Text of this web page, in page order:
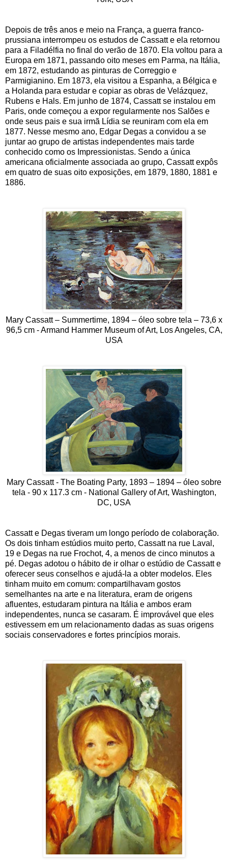
Depois de três anos e meio na França, a guerra franco-
prussiana interrompeu os estudos de Cassatt e ela retornou
para a Filadélfia no final do verão de 1870. Ela voltou para a
Europa em 1871, passando oito meses em Parma, na Itália,
em 1872, estudando as pinturas de Correggio e
Parmigianino. Em 1873, ela visitou a Espanha, a Bélgica e
a Holanda para estudar e copiar as obras de Velázquez,
Rubens e Hals. Em junho de 1874, Cassatt se instalou em
Paris, onde começou a expor regularmente nos Salões e
onde seus pais e sua irmã Lídia se reuniram com ela em
1877. Nesse mesmo ano, Edgar Degas a convidou a se
juntar ao grupo de artistas independentes mais tarde
conhecido como os Impressionistas. Sendo a única
americana oficialmente associada ao grupo, Cassatt expôs
em quatro de suas oito exposições, em 1879, 1880, 1881 e
1886.
Mary Cassatt – Summertime, 1894 – óleo sobre tela – 73,6 x
96,5 cm - Armand Hammer Museum of Art, Los Angeles, CA,
USA
Mary Cassatt - The Boating Party, 1893 – 1894 – óleo sobre
tela - 90 x 117.3 cm - National Gallery of Art, Washington,
DC, USA
Cassatt e Degas tiveram um longo período de colaboração.
Os dois tinham estúdios muito perto, Cassatt na rue Laval,
19 e Degas na rue Frochot, 4, a menos de cinco minutos a
pé. Degas adotou o hábito de ir olhar o estúdio de Cassatt e
oferecer seus conselhos e ajudá-la a obter modelos. Eles
tinham muito em comum: compartilhavam gostos
semelhantes na arte e na literatura, eram de origens
afluentes, estudaram pintura na Itália e ambos eram
independentes, nunca se casaram. É improvável que eles
estivessem em um relacionamento dadas as suas origens
sociais conservadores e fortes princípios morais.